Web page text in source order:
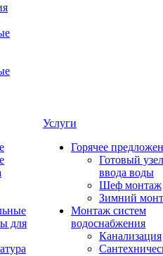
для
Услуги
Горячее
Готовый узел
ввода воды
Шеф монтаж
Зимний
Монтаж систем
водоснабжения
Канализация